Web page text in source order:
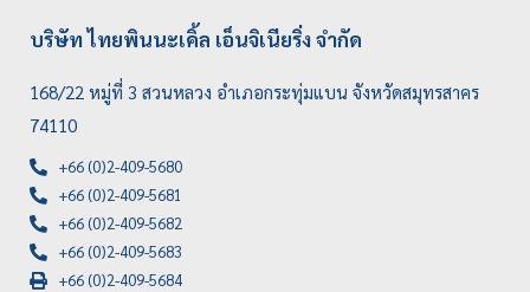
บริษัท ไทยพินนะเคิ้ล เอ็นจิเนียริ่ง จำกัด
168/22 หมู่ที่ 3 สวนหลวง อำเภอกระทุ่มแบน จังหวัดสมุทรสาคร
74110
+66 (0)2-409-5680
+66 (0)2-409-5681
+66 (0)2-409-5682
+66 (0)2-409-5683
+66 (0)2-409-5684